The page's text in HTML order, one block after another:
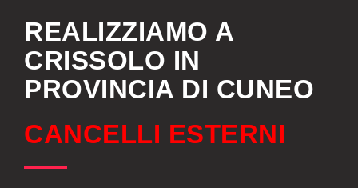
REALIZZIAMO A
CRISSOLO IN
PROVINCIA DI CUNEO
CANCELLI ESTERNI